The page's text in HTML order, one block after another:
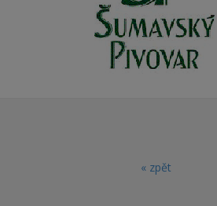
« zpět